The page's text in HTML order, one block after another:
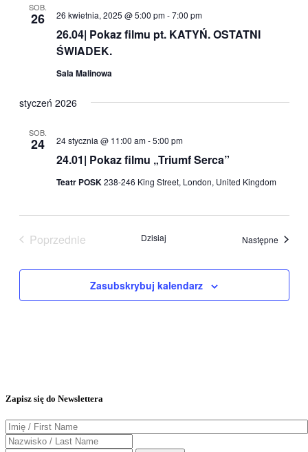
SOB.
26
26.04| Pokaz filmu pt. KATYŃ. OSTATNI
ŚWIADEK.
26 kwietnia, 2025 @ 5:00 pm-7:00 pm
Sala Malinowa
styczeń 2026
SOB.
24
24.01| Pokaz filmu „Triumf Serca”
24 stycznia @ 11:00 am-5:00 pm
Teatr POSK238-246 King Street, London, United Kingdom
Poprzednie
Dzisiaj Następne
Zasubskrybuj kalendarz
Zapisz się do Newslettera